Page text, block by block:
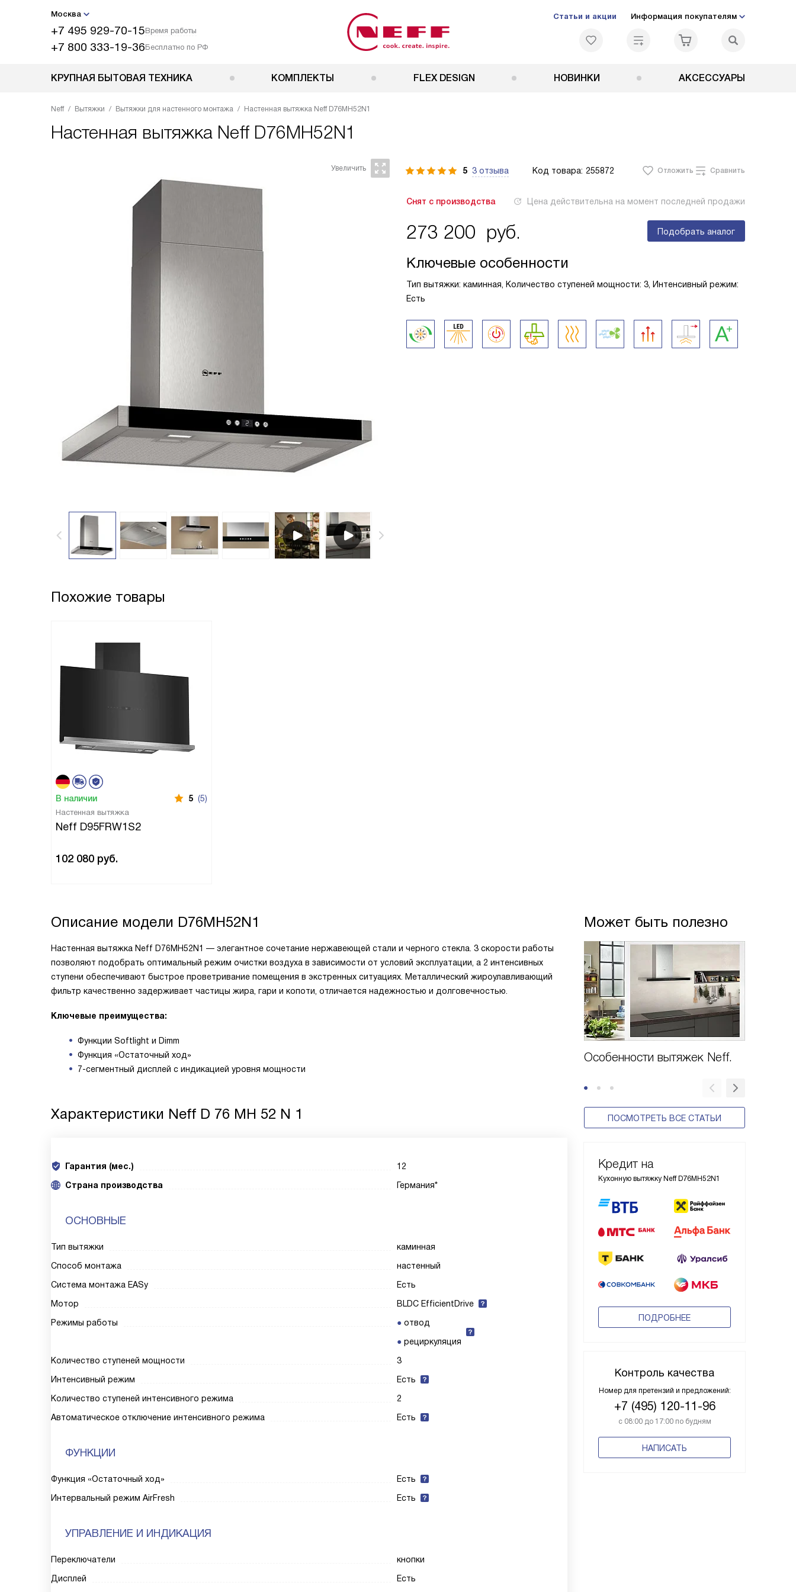
Москва
+7 495 929-70-15Время работы
+7 800 333-19-36Бесплатно по РФ
Статьи и акции Информация покупателям
КРУПНАЯ БЫТОВАЯ ТЕХНИКА КОМПЛЕКТЫ FLEX DESIGN НОВИНКИ АКСЕССУАРЫ
Neff Вытяжки Вытяжки для настенного монтажа Настенная вытяжка Neff D76MH52N1
Настенная вытяжка Neff D76MH52N1
5 3 отзыва Код товара: 255872 Отложить Сравнить
Снят с производства Цена действительна на момент последней продажи
273 200 руб. Подобрать аналог
Ключевые особенности
Тип вытяжки: каминная, Количество ступеней мощности: 3, Интенсивный режим:
Есть
Похожие товары
В наличии 5 (5)
Настенная вытяжка
Neff D95FRW1S2
102 080 руб.
Может быть полезно
Особенности вытяжек Neff.
ПОСМОТРЕТЬ ВСЕ СТАТЬИ
Кредит на
Кухонную вытяжку Neff D76MH52N1
ПОДРОБНЕЕ
Контроль качества
Номер для претензий и предложений:
+7 (495) 120-11-96
с 08:00 до 17:00 по будням
НАПИСАТЬ
Описание модели D76MH52N1
Настенная вытяжка Neff D76MH52N1 — элегантное сочетание нержавеющей стали и черного стекла. 3 скорости работы
позволяют подобрать оптимальный режим очистки воздуха в зависимости от условий эксплуатации, а 2 интенсивных
ступени обеспечивают быстрое проветривание помещения в экстренных ситуациях. Металлический жироулавливающий
фильтр качественно задерживает частицы жира, гари и копоти, отличается надежностью и долговечностью.
Ключевые преимущества:
Функции Softlight и Dimm
Функция «Остаточный ход»
7-сегментный дисплей с индикацией уровня мощности
Характеристики Neff D 76 MH 52 N 1
Гарантия (мес.)
12
Страна производства
Германия*
ОСНОВНЫЕ
Тип вытяжки
каминная
Способ монтажа
настенный
Система монтажа EASy
Есть
Мотор
BLDC EfficientDrive
Режимы работы
отвод
рециркуляция
Количество ступеней мощности
3
Интенсивный режим
Есть
Количество ступеней интенсивного режима
2
Автоматическое отключение интенсивного режима
Есть
ФУНКЦИИ
Функция «Остаточный ход»
Есть
Интервальный режим AirFresh
Есть
УПРАВЛЕНИЕ И ИНДИКАЦИЯ
Переключатели
кнопки
Дисплей
Есть